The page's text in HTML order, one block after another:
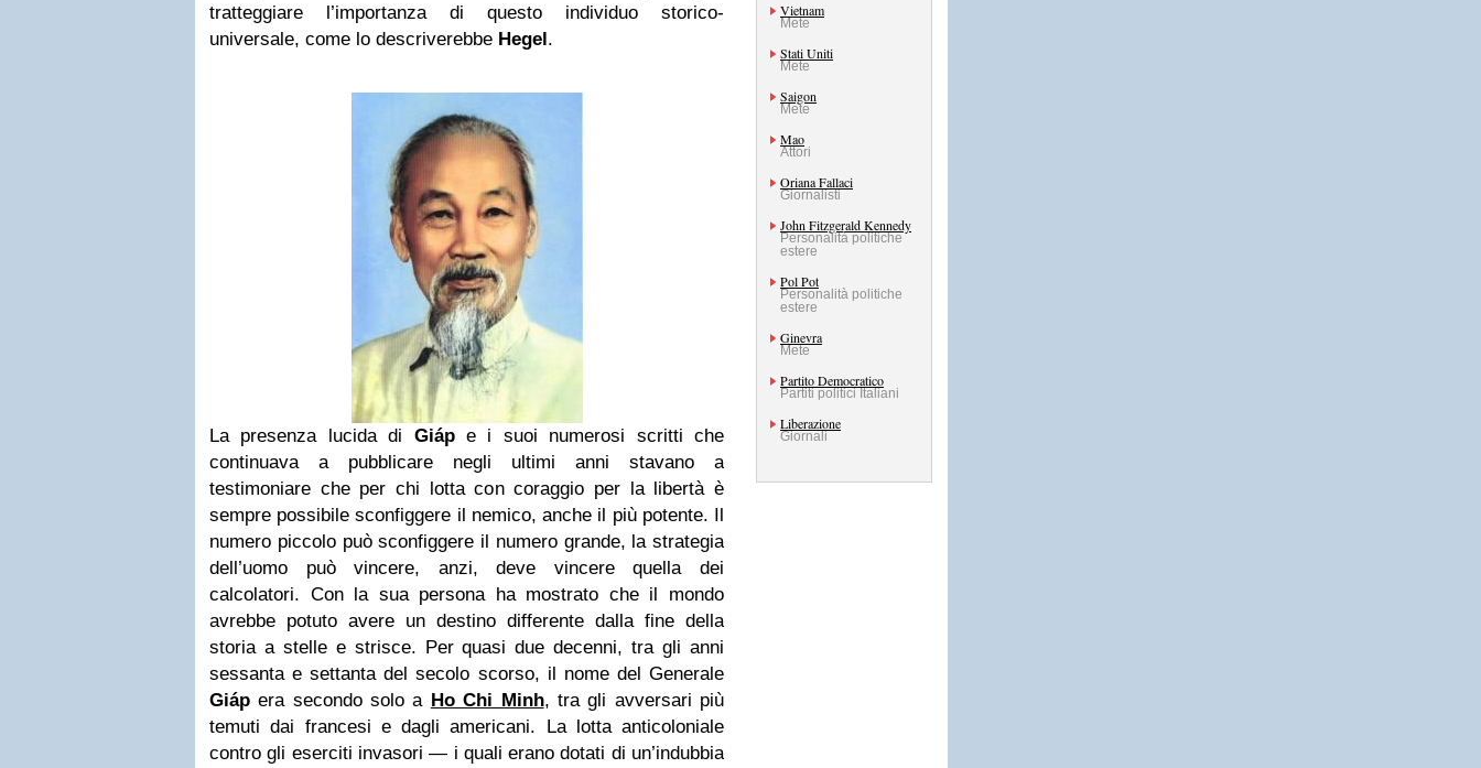
tratteggiare l’importanza di questo individuo storico-
universale, come lo descriverebbe Hegel.
La presenza lucida di Giápe i suoi numerosi scritti che
continuava a pubblicare negli ultimi anni stavano a
testimoniare che per chi lotta con coraggio per la libertà è
sempre possibile sconfiggere il nemico, anche il più potente. Il
numero piccolo può sconfiggere il numero grande, la strategia
dell’uomo può vincere, anzi, deve vincere quella dei
calcolatori. Con la sua persona ha mostrato che il mondo
avrebbe potuto avere un destino differente dalla fine della
storia a stelle e strisce. Per quasi due decenni, tra gli anni
sessanta e settanta del secolo scorso, il nome del Generale
Giáp era secondo solo a Ho Chi Minh, tra gli avversari più
temuti dai francesi e dagli americani. La lotta anticoloniale
contro gli eserciti invasori — i quali erano dotati di un’indubbia
Vietnam
Mete
Stati Uniti
Mete
Saigon
Mete
Mao
Attori
Oriana Fallaci
Giornalisti
John Fitzgerald Kennedy
Personalità politiche
estere
Pol Pot
Personalità politiche
estere
Ginevra
Mete
Partito Democratico
Partiti politici Italiani
Liberazione
Giornali